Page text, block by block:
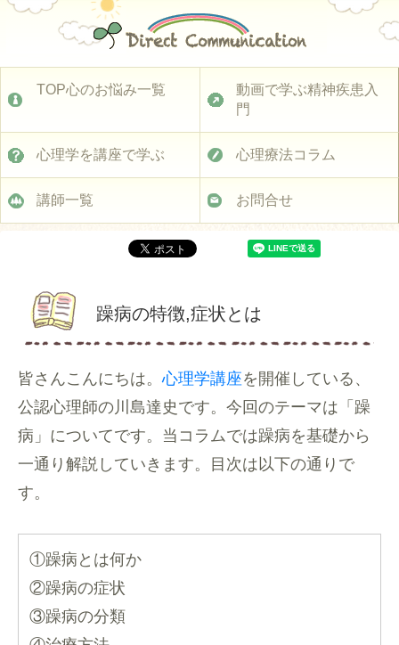
TOP心のお悩み一覧
動画で学ぶ精神疾患入
門
心理学を講座で学ぶ 心理療法コラム
講師一覧 お問合せ
躁病の特徴,症状とは
皆さんこんにちは。心理学講座を開催している、
公認心理師の川島達史です。今回のテーマは「躁
病」についてです。当コラムでは躁病を基礎から
一通り解説していきます。目次は以下の通りで
す。
①躁病とは何か
②躁病の症状
③躁病の分類